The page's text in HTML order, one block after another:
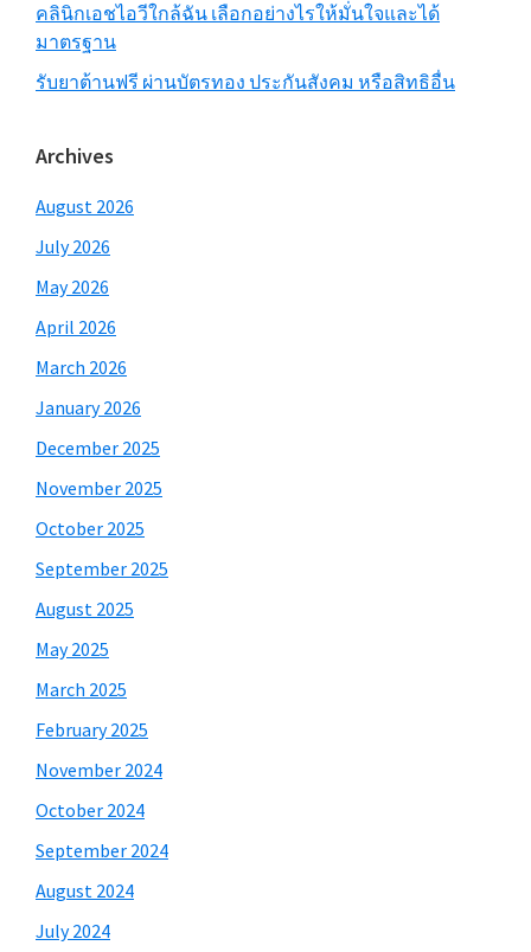
คลินิกเอชไอวีใกล้ฉัน เลือกอย่างไรให้มั่นใจและได้
มาตรฐาน
รับยาต้านฟรี ผ่านบัตรทอง ประกันสังคม หรือสิทธิอื่น
Archives
August 2026
July 2026
May 2026
April 2026
March 2026
January 2026
December 2025
November 2025
October 2025
September 2025
August 2025
May 2025
March 2025
February 2025
November 2024
October 2024
September 2024
August 2024
July 2024